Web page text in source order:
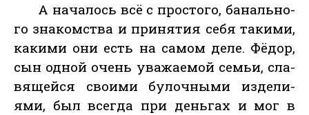
А на­чалось всё с прос­то­го, ба­наль­но­
го зна­комс­тва и при­нятия се­бя та­кими,
ка­кими они есть на са­мом де­ле. Фё­дор,
сын од­ной очень ува­жа­емой семьи, сла­
вящей­ся сво­ими бу­лоч­ны­ми из­де­ли­
ями, был всег­да при день­гах и мог в